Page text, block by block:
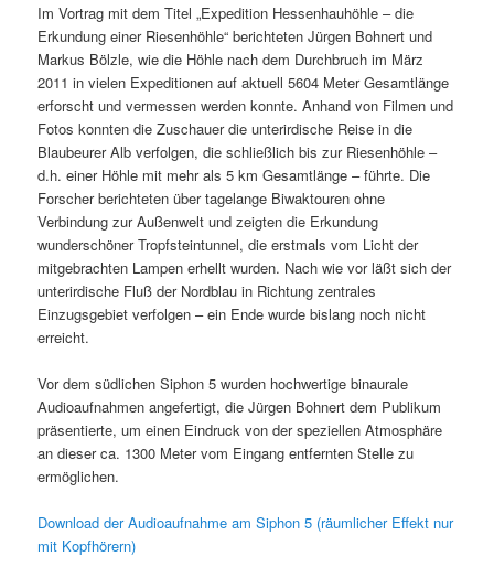
Im Vortrag mit dem Titel „Expedition Hessenhauhöhle – die
Erkundung einer Riesenhöhle“ berichteten Jürgen Bohnert und
Markus Bölzle, wie die Höhle nach dem Durchbruch im März
2011 in vielen Expeditionen auf aktuell 5604 Meter Gesamtlänge
erforscht und vermessen werden konnte. Anhand von Filmen und
Fotos konnten die Zuschauer die unterirdische Reise in die
Blaubeurer Alb verfolgen, die schließlich bis zur Riesenhöhle –
d.h. einer Höhle mit mehr als 5 km Gesamtlänge – führte. Die
Forscher berichteten über tagelange Biwaktouren ohne
Verbindung zur Außenwelt und zeigten die Erkundung
wunderschöner Tropfsteintunnel, die erstmals vom Licht der
mitgebrachten Lampen erhellt wurden. Nach wie vor läßt sich der
unterirdische Fluß der Nordblau in Richtung zentrales
Einzugsgebiet verfolgen – ein Ende wurde bislang noch nicht
erreicht.
Vor dem südlichen Siphon 5 wurden hochwertige binaurale
Audioaufnahmen angefertigt, die Jürgen Bohnert dem Publikum
präsentierte, um einen Eindruck von der speziellen Atmosphäre
an dieser ca. 1300 Meter vom Eingang entfernten Stelle zu
ermöglichen.
Download der Audioaufnahme am Siphon 5 (räumlicher Effekt nur
mit Kopfhörern)